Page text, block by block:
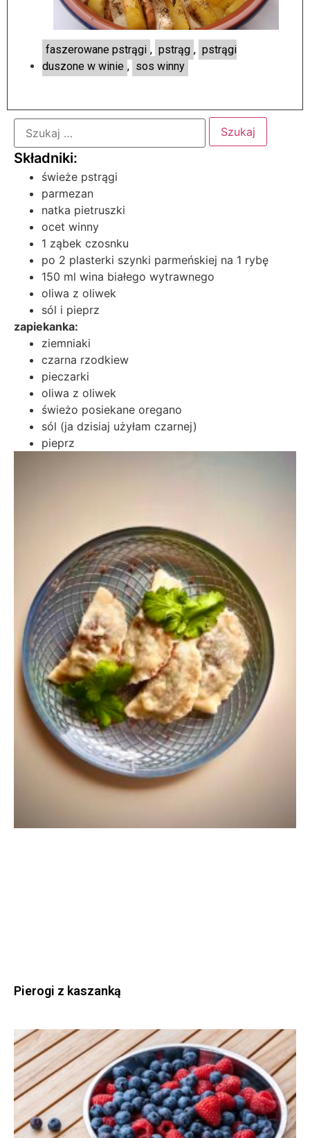
faszerowane pstrągi , pstrąg , pstrągi
duszone w winie , sos winny
świeże pstrągi
parmezan
natka pietruszki
ocet winny
1 ząbek czosnku
po 2 plasterki szynki parmeńskiej na 1 rybę
150 ml wina białego wytrawnego
oliwa z oliwek
sól i pieprz
zapiekanka:
ziemniaki
czarna rzodkiew
pieczarki
oliwa z oliwek
świeżo posiekane oregano
sól (ja dzisiaj użyłam czarnej)
pieprz
Pierogi z kaszanką